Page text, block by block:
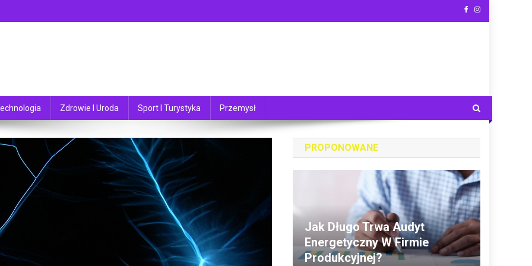
Zdrowie I Uroda Sport I Turystyka Przemysł
PROPONOWANE
Jak Długo Trwa Audyt
Energetyczny W Firmie
Produkcyjnej?